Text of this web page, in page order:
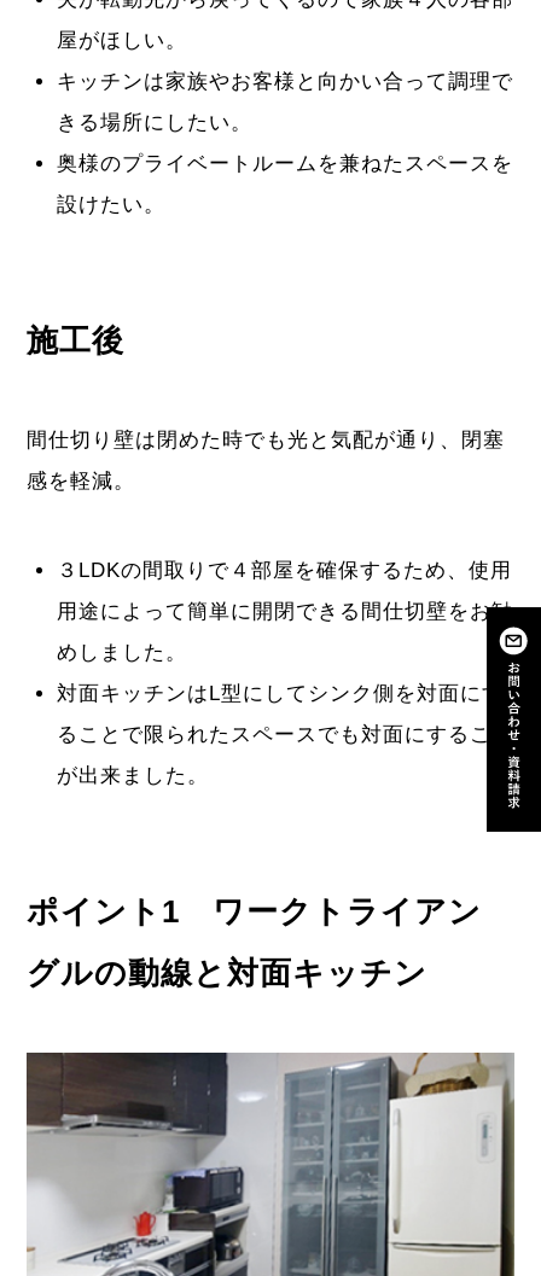
屋がほしい。
キッチンは家族やお客様と向かい合って調理で
きる場所にしたい。
奥様のプライベートルームを兼ねたスペースを
設けたい。
施工後
間仕切り壁は閉めた時でも光と気配が通り、閉塞
感を軽減。
３LDKの間取りで４部屋を確保するため、使用
用途によって簡単に開閉できる間仕切壁をお勧
めしました。
対面キッチンはL型にしてシンク側を対面にす
ることで限られたスペースでも対面にすること
が出来ました。
ポイント1 ワークトライアン
グルの動線と対面キッチン